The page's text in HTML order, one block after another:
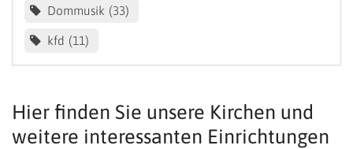
Dommusik 33
kfd 11
Hier finden Sie unsere Kirchen und
weitere interessanten Einrichtungen